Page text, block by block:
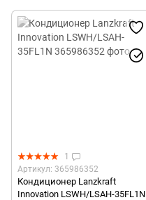
1
Артикул: 365986352
Кондиционер Lanzkraft
Innovation LSWH/LSAH-35FL1N